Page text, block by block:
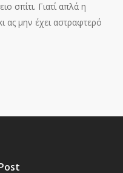
σπίτι. Γιατί απλά η
ας μην έχει αστραφτερό